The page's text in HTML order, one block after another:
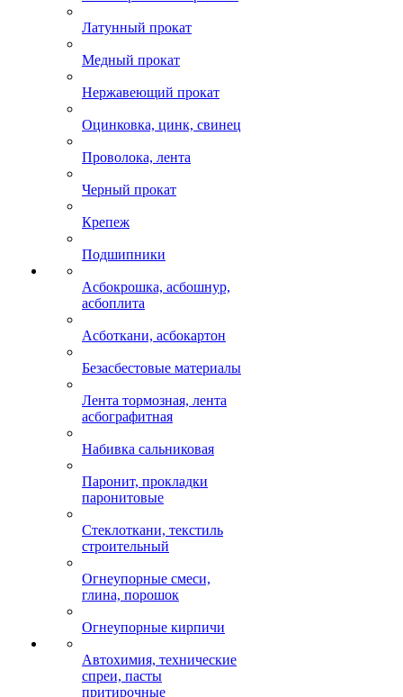
Латунный прокат
Медный прокат
Нержавеющий прокат
Оцинковка, цинк, свинец
Проволока, лента
Черный прокат
Крепеж
Подшипники
Асбокрошка, асбошнур,
асбоплита
Асботкани, асбокартон
Безасбестовые материалы
Лента тормозная, лента
асбографитная
Набивка сальниковая
Паронит, прокладки
паронитовые
Стеклоткани, текстиль
строительный
Огнеупорные смеси,
глина, порошок
Огнеупорные кирпичи
Автохимия, технические
спреи, пасты
притирочные